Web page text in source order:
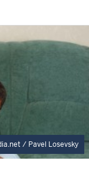
/ Pavel Losevsky